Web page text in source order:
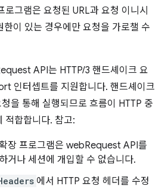
그램은 요청된 URL과 요청 이니시
한이 있는 경우에만 요청을 가로챌 수
API는 HTTP/3 핸드셰이크 요
인터셉트를 지원합니다. 핸드셰이크
을 통해 실행되므로 흐름이 HTTP 중
합합니다. 참고:
장 프로그램은 webRequest API를
거나 세션에 개입할 수 없습니다.
에서 HTTP 요청 헤더를 수정